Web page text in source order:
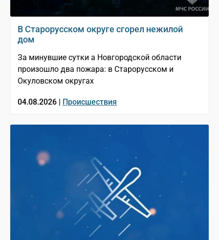
В Старорусском округе сгорел нежилой
дом
За минувшие сутки а Новгородской области
произошло два пожара: в Старорусском и
Окуловском округах
04.08.2026 | Происшествия